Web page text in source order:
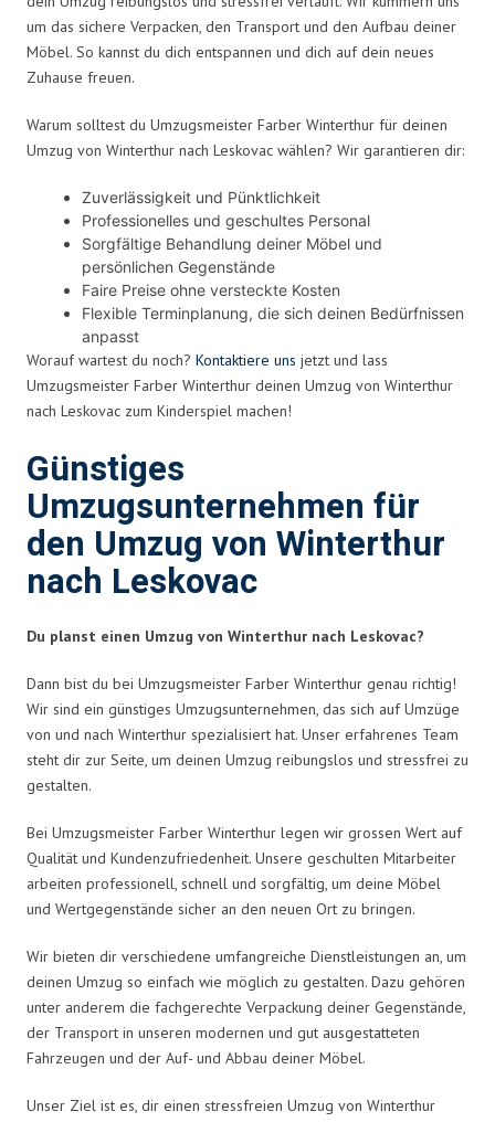
um das sichere Verpacken, den Transport und den Aufbau deiner
Möbel. So kannst du dich entspannen und dich auf dein neues
Zuhause freuen.
Warum solltest du Umzugsmeister Farber Winterthur für deinen
Umzug von Winterthur nach Leskovac wählen? Wir garantieren dir:
Zuverlässigkeit und Pünktlichkeit
Professionelles und geschultes Personal
Sorgfältige Behandlung deiner Möbel und
persönlichen Gegenstände
Faire Preise ohne versteckte Kosten
Flexible Terminplanung, die sich deinen Bedürfnissen
anpasst
Worauf wartest du noch? Kontaktiere uns jetzt und lass
Umzugsmeister Farber Winterthur deinen Umzug von Winterthur
nach Leskovac zum Kinderspiel machen!
Günstiges
Umzugsunternehmen für
den Umzug von Winterthur
nach Leskovac
Du planst einen Umzug von Winterthur nach Leskovac?
Dann bist du bei Umzugsmeister Farber Winterthur genau richtig!
Wir sind ein günstiges Umzugsunternehmen, das sich auf Umzüge
von und nach Winterthur spezialisiert hat. Unser erfahrenes Team
steht dir zur Seite, um deinen Umzug reibungslos und stressfrei zu
gestalten.
Bei Umzugsmeister Farber Winterthur legen wir grossen Wert auf
Qualität und Kundenzufriedenheit. Unsere geschulten Mitarbeiter
arbeiten professionell, schnell und sorgfältig, um deine Möbel
und Wertgegenstände sicher an den neuen Ort zu bringen.
Wir bieten dir verschiedene umfangreiche Dienstleistungen an, um
deinen Umzug so einfach wie möglich zu gestalten. Dazu gehören
unter anderem die fachgerechte Verpackung deiner Gegenstände,
der Transport in unseren modernen und gut ausgestatteten
Fahrzeugen und der Auf- und Abbau deiner Möbel.
Unser Ziel ist es, dir einen stressfreien Umzug von Winterthur